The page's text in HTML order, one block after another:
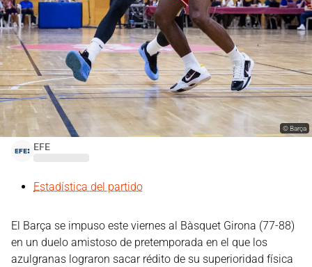
EFE
© Barça
Estadística del partido
El Barça se impuso este viernes al Bàsquet Girona (77-88)
en un duelo amistoso de pretemporada en el que los
azulgranas lograron sacar rédito de su superioridad física